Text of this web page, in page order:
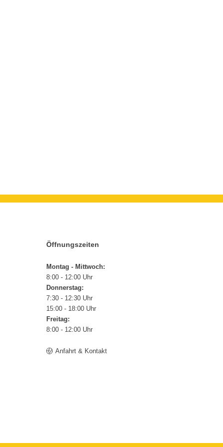
Öffnungszeiten
Montag - Mittwoch:
8:00 - 12:00 Uhr
Donnerstag:
7:30 - 12:30 Uhr
15:00 - 18:00 Uhr
Freitag:
8:00 - 12:00 Uhr
Anfahrt & Kontakt